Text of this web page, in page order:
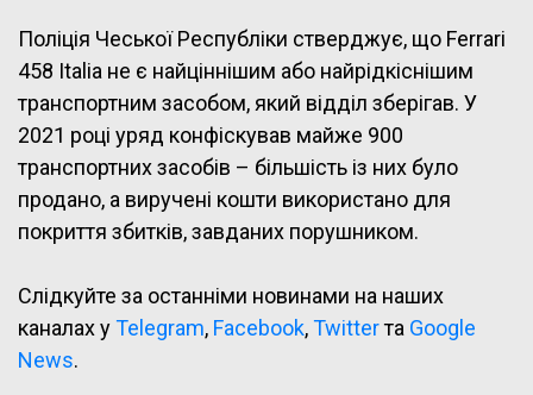
Поліція Чеської Республіки стверджує, що Ferrari
458 Italia не є найціннішим або найрідкіснішим
транспортним засобом, який відділ зберігав. У
2021 році уряд конфіскував майже 900
транспортних засобів – більшість із них було
продано, а виручені кошти використано для
покриття збитків, завданих порушником.
Слідкуйте за останніми новинами на наших
каналах уTelegram, Facebook,Twitterта Google
News.